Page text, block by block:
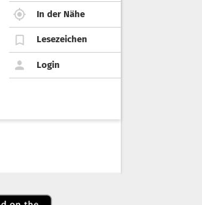
In der Nähe
Lesezeichen
Login